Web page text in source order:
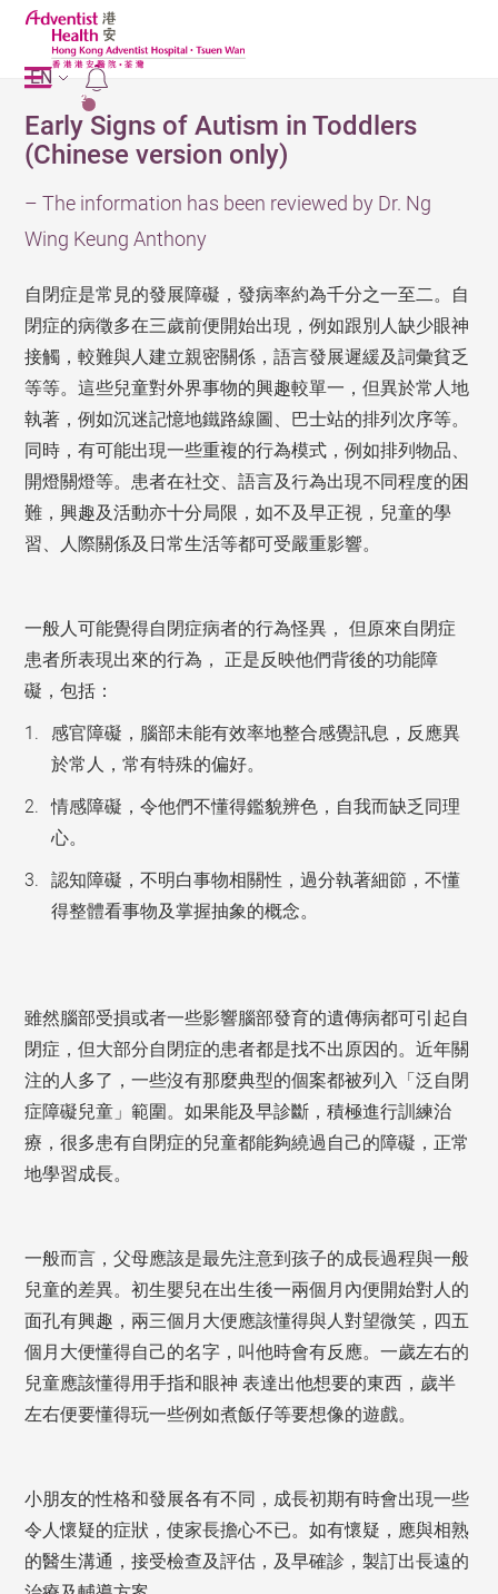
2
EN
Early Signs of Autism in Toddlers
(Chinese version only)
– The information has been reviewed by Dr. Ng
Wing Keung Anthony
自閉症是常見的發展障礙，發病率約為千分之一至二。自
閉症的病徵多在三歲前便開始出現，例如跟別人缺少眼神
接觸，較難與人建立親密關係，語言發展遲緩及詞彙貧乏
等等。這些兒童對外界事物的興趣較單一，但異於常人地
執著，例如沉迷記憶地鐵路線圖、巴士站的排列次序等。
同時，有可能出現一些重複的行為模式，例如排列物品、
開燈關燈等。患者在社交、語言及行為出現不同程度的困
難，興趣及活動亦十分局限，如不及早正視，兒童的學
習、人際關係及日常生活等都可受嚴重影響。
一般人可能覺得自閉症病者的行為怪異， 但原來自閉症
患者所表現出來的行為， 正是反映他們背後的功能障
礙，包括：
感官障礙，腦部未能有效率地整合感覺訊息，反應異
於常人，常有特殊的偏好。
情感障礙，令他們不懂得鑑貌辨色，自我而缺乏同理
心。
認知障礙，不明白事物相關性，過分執著細節，不懂
得整體看事物及掌握抽象的概念。
雖然腦部受損或者一些影響腦部發育的遺傳病都可引起自
閉症，但大部分自閉症的患者都是找不出原因的。近年關
注的人多了，一些沒有那麼典型的個案都被列入「泛自閉
症障礙兒童」範圍。如果能及早診斷，積極進行訓練治
療，很多患有自閉症的兒童都能夠繞過自己的障礙，正常
地學習成長。
一般而言，父母應該是最先注意到孩子的成長過程與一般
兒童的差異。初生嬰兒在出生後一兩個月內便開始對人的
面孔有興趣，兩三個月大便應該懂得與人對望微笑，四五
個月大便懂得自己的名字，叫他時會有反應。一歲左右的
兒童應該懂得用手指和眼神 表達出他想要的東西，歲半
左右便要懂得玩一些例如煮飯仔等要想像的遊戲。
小朋友的性格和發展各有不同，成長初期有時會出現一些
令人懷疑的症狀，使家長擔心不已。如有懷疑，應與相熟
的醫生溝通，接受檢查及評估，及早確診，製訂出長遠的